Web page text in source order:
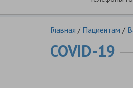
Главная / Пациентам /
COVID-19